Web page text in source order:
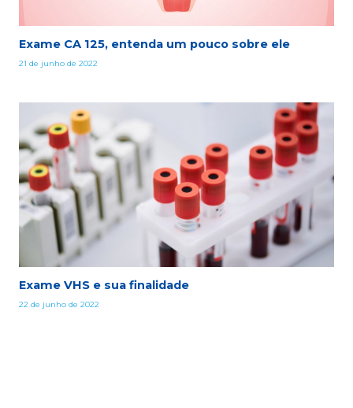
Exame CA 125, entenda um pouco sobre ele
21 de junho de 2022
Exame VHS e sua finalidade
22 de junho de 2022